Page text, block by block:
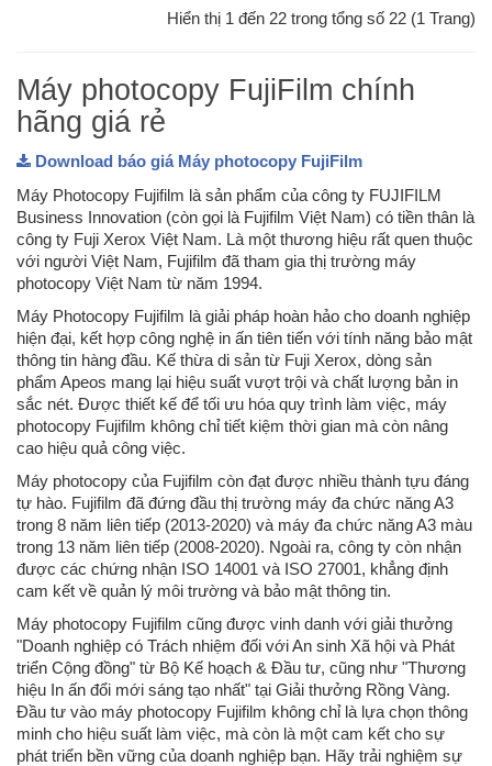
Hiển thị 1 đến 22 trong tổng số 22 (1 Trang)
Máy photocopy FujiFilm chính
hãng giá rẻ
Download báo giá Máy photocopy FujiFilm
Máy Photocopy Fujifilm là sản phẩm của công ty FUJIFILM
Business Innovation (còn gọi là Fujifilm Việt Nam) có tiền thân là
công ty Fuji Xerox Việt Nam. Là một thương hiệu rất quen thuộc
với người Việt Nam, Fujifilm đã tham gia thị trường máy
photocopy Việt Nam từ năm 1994.
Máy Photocopy Fujifilm là giải pháp hoàn hảo cho doanh nghiệp
hiện đại, kết hợp công nghệ in ấn tiên tiến với tính năng bảo mật
thông tin hàng đầu. Kế thừa di sản từ Fuji Xerox, dòng sản
phẩm Apeos mang lại hiệu suất vượt trội và chất lượng bản in
sắc nét. Được thiết kế để tối ưu hóa quy trình làm việc, máy
photocopy Fujifilm không chỉ tiết kiệm thời gian mà còn nâng
cao hiệu quả công việc.
Máy photocopy của Fujifilm còn đạt được nhiều thành tựu đáng
tự hào. Fujifilm đã đứng đầu thị trường máy đa chức năng A3
trong 8 năm liên tiếp (2013-2020) và máy đa chức năng A3 màu
trong 13 năm liên tiếp (2008-2020). Ngoài ra, công ty còn nhận
được các chứng nhận ISO 14001 và ISO 27001, khẳng định
cam kết về quản lý môi trường và bảo mật thông tin.
Máy photocopy Fujifilm cũng được vinh danh với giải thưởng
"Doanh nghiệp có Trách nhiệm đối với An sinh Xã hội và Phát
triển Cộng đồng" từ Bộ Kế hoạch & Đầu tư, cũng như "Thương
hiệu In ấn đổi mới sáng tạo nhất" tại Giải thưởng Rồng Vàng.
Đầu tư vào máy photocopy Fujifilm không chỉ là lựa chọn thông
minh cho hiệu suất làm việc, mà còn là một cam kết cho sự
phát triển bền vững của doanh nghiệp bạn. Hãy trải nghiệm sự